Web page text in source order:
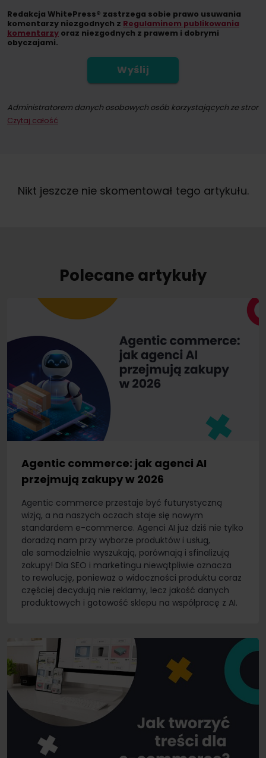
Redakcja WhitePress® zastrzega sobie prawo usuwania
komentarzy niezgodnych z Regulaminem publikowania
komentarzy oraz niezgodnych z prawem i dobrymi
obyczajami.
Wyślij
Administratorem danych osobowych osób korzystających ze strony
Dokonując zapisu na newsletter wyrażacie Państwo zgodę na
Czytaj całość
Nikt jeszcze nie skomentował tego artykułu.
Polecane artykuły
Agentic commerce: jak agenci AI
przejmują zakupy w 2026
Agentic commerce przestaje być futurystyczną
wizją, a na naszych oczach staje się nowym
standardem e-commerce. Agenci AI już dziś nie tylko
doradzą nam przy wyborze produktów i usług,
ale samodzielnie wyszukają, porównają i sfinalizują
zakupy! Dla SEO i marketingu niewątpliwie oznacza
to rewolucję, ponieważ o widoczności produktu coraz
częściej decydują nie reklamy, lecz jakość danych
produktowych i gotowość sklepu na współpracę z AI.